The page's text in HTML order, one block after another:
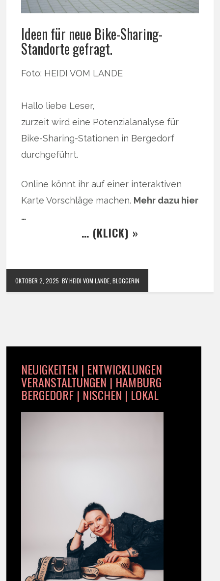
Ideen für neue Bike-Sharing-
Standorte gefragt.
Foto: HEIDI VOM LANDE
Hallo liebe Leser,
zurzeit wird eine Potenzialanalyse für
Bike-Sharing-Stationen in Bergedorf
durchgeführt.
Online könnt ihr auf einer interaktiven
Karte Vorschläge machen. Mehr dazu hier
…
… (KLICK) »
OKTOBER 2, 2025 BY HEIDI VOM LANDE, BLOGGERIN
NEUIGKEITEN | ENTWICKLUNGEN
VERANSTALTUNGEN | HAMBURG
BERGEDORF | NISCHEN | LOKAL